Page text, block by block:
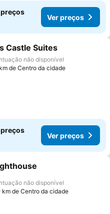
preços
Ver preços
aos favoritos
Castle Suites
não disponível
de Centro da cidade
preços
Ver preços
aos favoritos
não disponível
km de Centro da cidade